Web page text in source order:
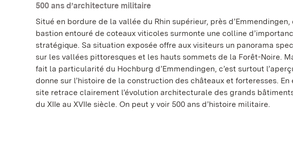
500 ans d’architecture militaire
Situé en bordure de la vallée du Rhin supérieur, près d’Emmendingen,
bastion entouré de coteaux viticoles surmonte une colline
stratégique. Sa situation exposée offre aux visiteurs un panorama
sur les vallées pittoresques et les hauts sommets de la Forêt-Noire.
fait la particularité du Hochburg d’Emmendingen, c’est surtout
donne sur l’histoire de la construction des châteaux et forteresses. En
site retrace clairement l’évolution architecturale des grands
du XIIe au XVIIe siècle. On peut y voir 500 ans d’histoire militaire.